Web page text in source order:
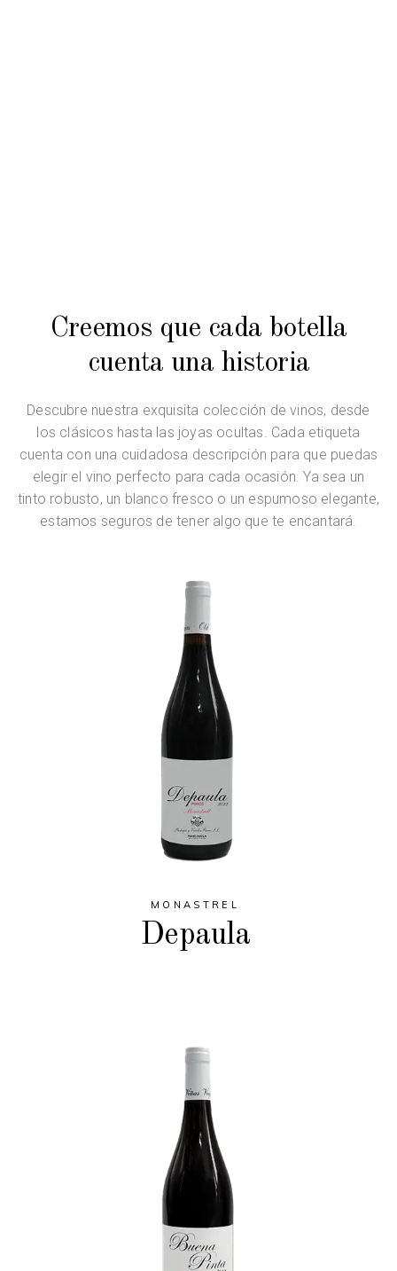
Creemos que cada botella
cuenta una historia
Descubre nuestra exquisita colección de vinos, desde
los clásicos hasta las joyas ocultas. Cada etiqueta
cuenta con una cuidadosa descripción para que puedas
elegir el vino perfecto para cada ocasión. Ya sea un
tinto robusto, un blanco fresco o un espumoso elegante,
estamos seguros de tener algo que te encantará.
MONASTREL
Depaula